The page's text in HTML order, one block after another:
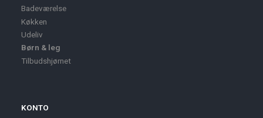
Badeværelse
Køkken
Udeliv
Børn & leg
Tilbudshjørnet
KONTO